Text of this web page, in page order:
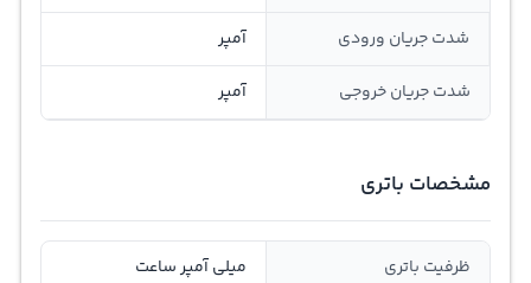
شدت جریان ورودی آمپر
شدت جریان خروجی آمپر
مشخصات باتری
ظرفیت باتری میلی آمپر ساعت